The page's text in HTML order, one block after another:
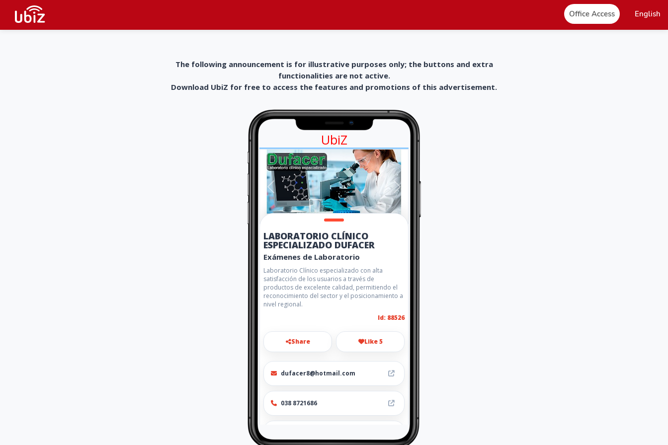
Office Access English
The following announcement is for illustrative purposes only; the buttons and extra
functionalities are not active.
Download UbiZ for free to access the features and promotions of this advertisement.
UbiZ
LABORATORIO CLÍNICO
ESPECIALIZADO DUFACER
Exámenes de Laboratorio
Laboratorio Clínico especializado con alta
satisfacción de los usuarios a través de
productos de excelente calidad, permitiendo el
reconocimiento del sector y el posicionamiento a
nivel regional.
Id: 88526
Share Like 5
dufacer8@hotmail.com
038 8721686